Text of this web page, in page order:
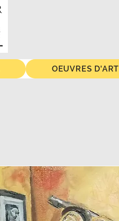
OEUVRES D'ART